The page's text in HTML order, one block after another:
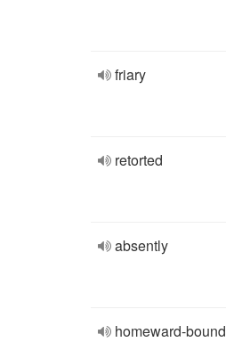
friary
retorted
absently
homeward-bound